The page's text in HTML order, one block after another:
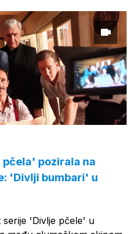
pozirala na
'Divlji bumbari' u
serije 'Divlje pčele' u